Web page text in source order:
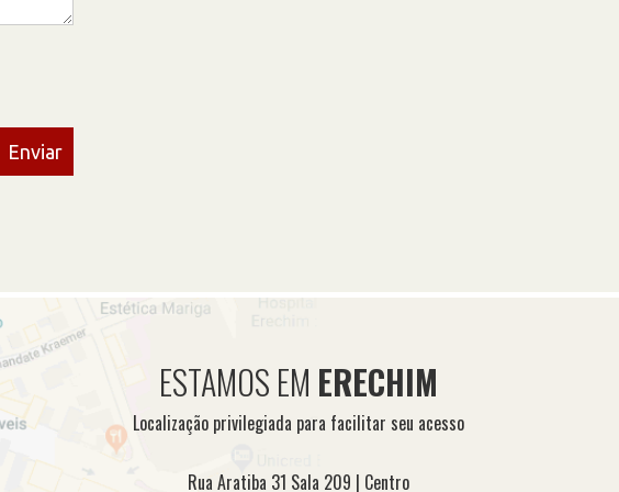
Enviar
ESTAMOS EM ERECHIM
Localização privilegiada para facilitar seu acesso
Rua Aratiba 31 Sala 209 | Centro